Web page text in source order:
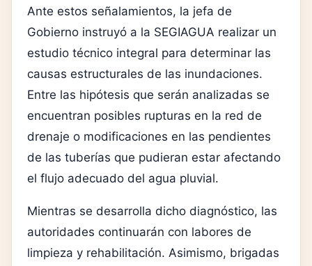
Ante estos señalamientos, la jefa de
Gobierno instruyó a la SEGIAGUA realizar un
estudio técnico integral para determinar las
causas estructurales de las inundaciones.
Entre las hipótesis que serán analizadas se
encuentran posibles rupturas en la red de
drenaje o modificaciones en las pendientes
de las tuberías que pudieran estar afectando
el flujo adecuado del agua pluvial.
Mientras se desarrolla dicho diagnóstico, las
autoridades continuarán con labores de
limpieza y rehabilitación. Asimismo, brigadas